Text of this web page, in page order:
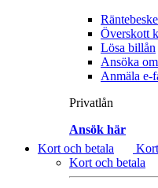
Överskott
Lösa billån
Ansöka
Anmäla e-
Privatlån
Ansök här
Kort och betala
Kort och betala